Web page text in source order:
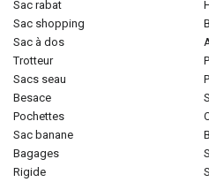
sac rabat
sac shopping
sac à dos
trotteur
sacs seau
besace
pochettes
sac banane
bagages
rigide